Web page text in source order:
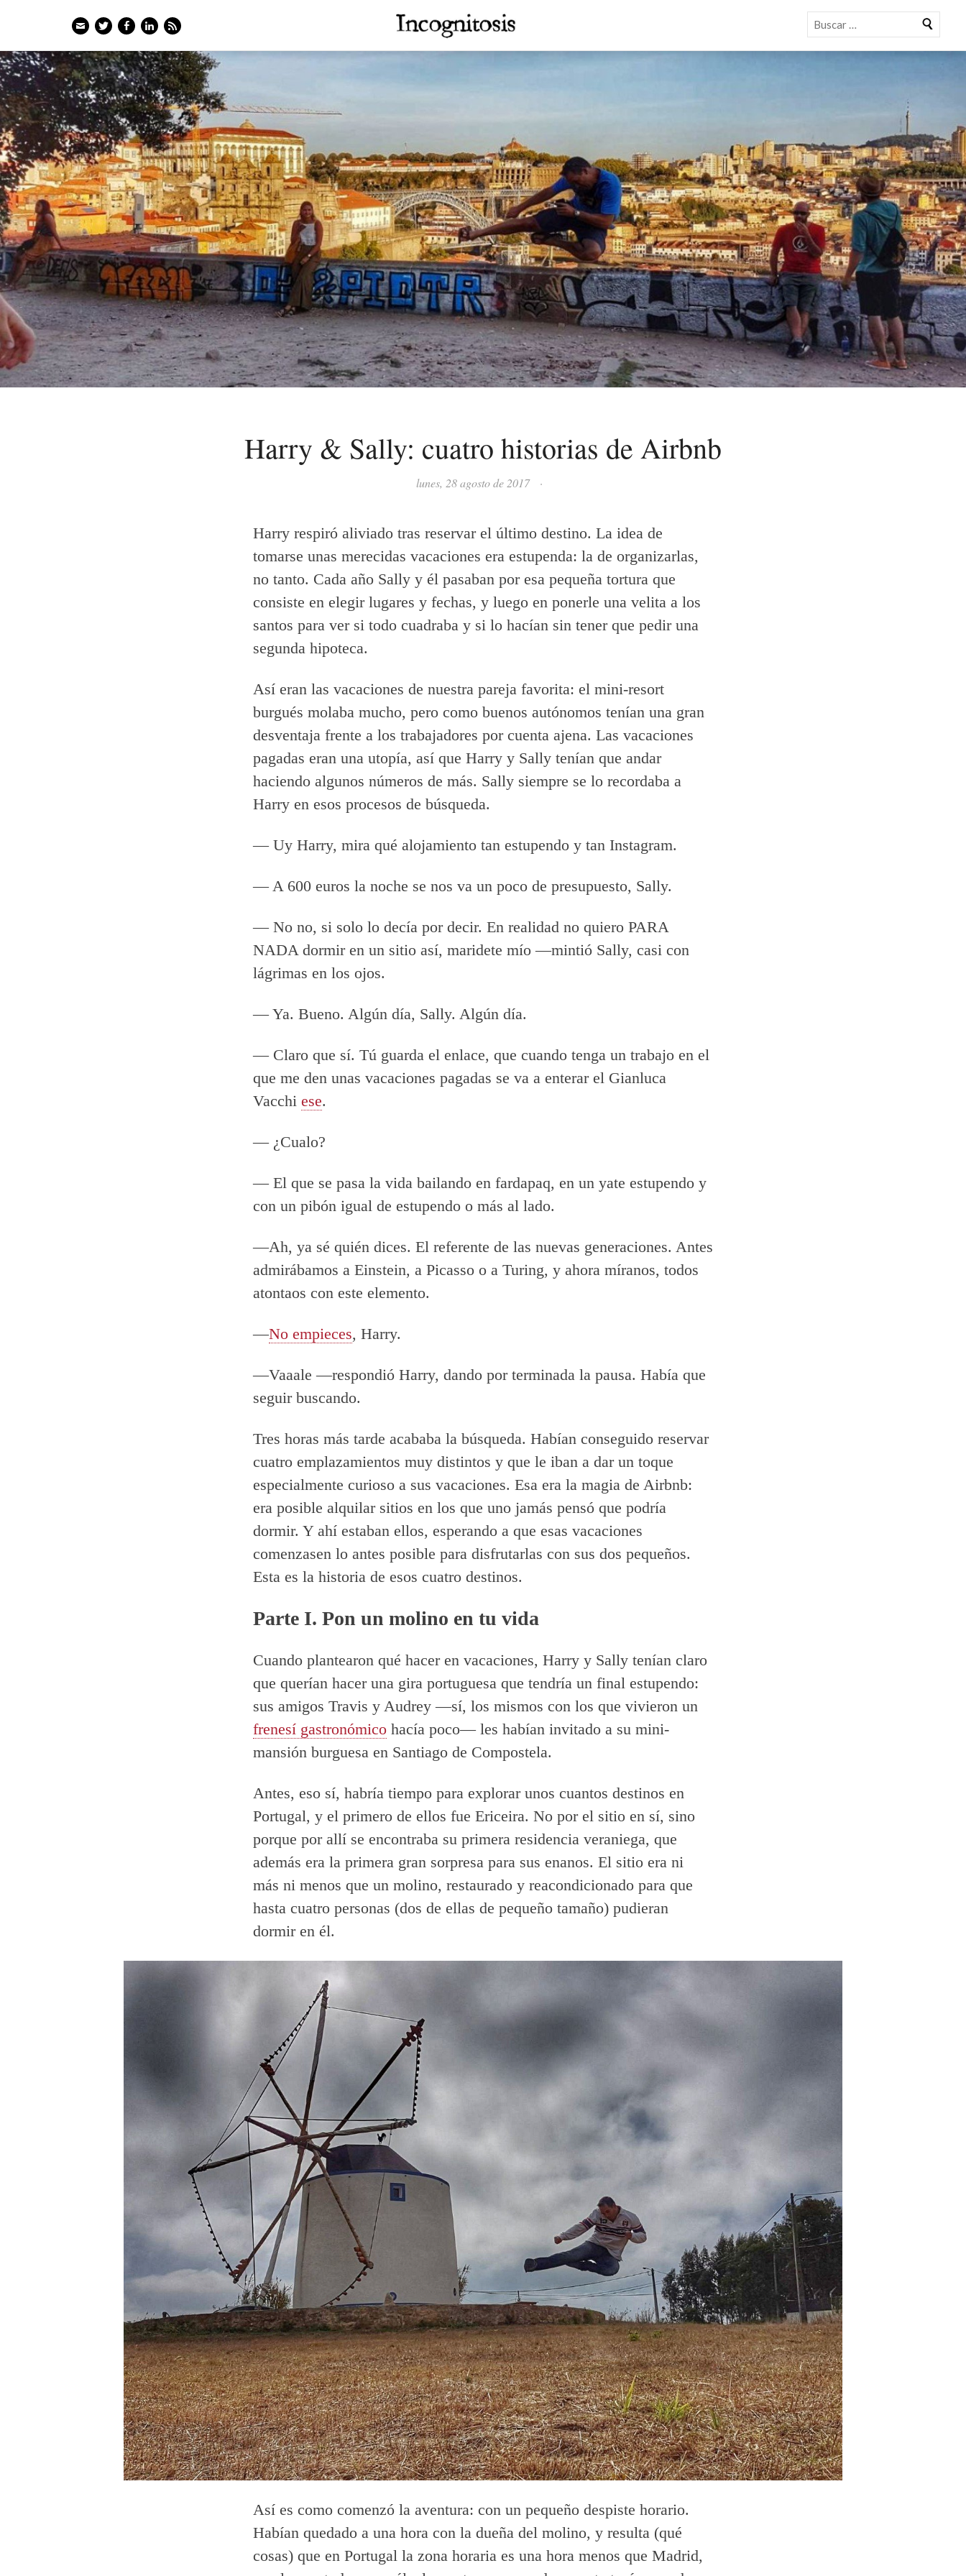
EmailTwitterFacebook
LinkedIn
Feed Buscar
Harry & Sally: cuatro historias de Airbnb
lunes, 28 agosto de 2017 ·
Harry respiró aliviado tras reservar el último destino. La idea de
tomarse unas merecidas vacaciones era estupenda: la de organizarlas,
no tanto. Cada año Sally y él pasaban por esa pequeña tortura que
consiste en elegir lugares y fechas, y luego en ponerle una velita a los
santos para ver si todo cuadraba y si lo hacían sin tener que pedir una
segunda hipoteca.
Así eran las vacaciones de nuestra pareja favorita: el mini-resort
burgués molaba mucho, pero como buenos autónomos tenían una gran
desventaja frente a los trabajadores por cuenta ajena. Las vacaciones
pagadas eran una utopía, así que Harry y Sally tenían que andar
haciendo algunos números de más. Sally siempre se lo recordaba a
Harry en esos procesos de búsqueda.
— Uy Harry, mira qué alojamiento tan estupendo y tan Instagram.
— A 600 euros la noche se nos va un poco de presupuesto, Sally.
— No no, si solo lo decía por decir. En realidad no quiero PARA
NADA dormir en un sitio así, maridete mío —mintió Sally, casi con
lágrimas en los ojos.
— Ya. Bueno. Algún día, Sally. Algún día.
— Claro que sí. Tú guarda el enlace, que cuando tenga un trabajo en el
que me den unas vacaciones pagadas se va a enterar el Gianluca
Vacchi ese.
— ¿Cualo?
— El que se pasa la vida bailando en fardapaq, en un yate estupendo y
con un pibón igual de estupendo o más al lado.
—Ah, ya sé quién dices. El referente de las nuevas generaciones. Antes
admirábamos a Einstein, a Picasso o a Turing, y ahora míranos, todos
atontaos con este elemento.
—No empieces, Harry.
—Vaaale —respondió Harry, dando por terminada la pausa. Había que
seguir buscando.
Tres horas más tarde acababa la búsqueda. Habían conseguido reservar
cuatro emplazamientos muy distintos y que le iban a dar un toque
especialmente curioso a sus vacaciones. Esa era la magia de Airbnb:
era posible alquilar sitios en los que uno jamás pensó que podría
dormir. Y ahí estaban ellos, esperando a que esas vacaciones
comenzasen lo antes posible para disfrutarlas con sus dos pequeños.
Esta es la historia de esos cuatro destinos.
Parte I. Pon un molino en tu vida
Cuando plantearon qué hacer en vacaciones, Harry y Sally tenían claro
que querían hacer una gira portuguesa que tendría un final estupendo:
sus amigos Travis y Audrey —sí, los mismos con los que vivieron un
frenesí gastronómico hacía poco— les habían invitado a su mini-
mansión burguesa en Santiago de Compostela.
Antes, eso sí, habría tiempo para explorar unos cuantos destinos en
Portugal, y el primero de ellos fue Ericeira. No por el sitio en sí, sino
porque por allí se encontraba su primera residencia veraniega, que
además era la primera gran sorpresa para sus enanos. El sitio era ni
más ni menos que un molino, restaurado y reacondicionado para que
hasta cuatro personas (dos de ellas de pequeño tamaño) pudieran
dormir en él.
Así es como comenzó la aventura: con un pequeño despiste horario.
Habían quedado a una hora con la dueña del molino, y resulta (qué
cosas) que en Portugal la zona horaria es una hora menos que Madrid,